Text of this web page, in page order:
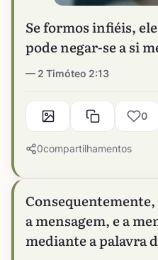
Se formos infiéis,
pode negar-se a si
2 Timóteo 2:13
0
0compartilhamentos
a mensagem, e a
mediante a palavra